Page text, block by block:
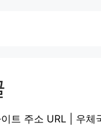
트 주소 URL | 우체